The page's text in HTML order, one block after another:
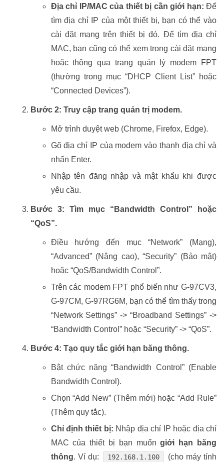
Địa chỉ IP/MAC của thiết bị cần giới hạn: Để
tìm địa chỉ IP của một thiết bị, bạn có thể vào
cài đặt mạng trên thiết bị đó. Để tìm địa chỉ
MAC, bạn cũng có thể xem trong cài đặt mạng
hoặc thông qua trang quản lý modem FPT
(thường trong mục “DHCP Client List” hoặc
“Connected Devices”).
Bước 2: Truy cập trang quản trị modem.
Mở trình duyệt web (Chrome, Firefox, Edge).
Gõ địa chỉ IP của modem vào thanh địa chỉ và
nhấn Enter.
Nhập tên đăng nhập và mật khẩu khi được
yêu cầu.
Bước 3: Tìm mục “Bandwidth Control” hoặc
“QoS”.
Điều hướng đến mục “Network” (Mạng),
“Advanced” (Nâng cao), “Security” (Bảo mật)
hoặc “QoS/Bandwidth Control”.
Trên các modem FPT phổ biến như G-97CV3,
G-97CM, G-97RG6M, bạn có thể tìm thấy trong
“Network Settings” -> “Broadband Settings” ->
“Bandwidth Control” hoặc “Security” -> “QoS”.
Bước 4: Tạo quy tắc giới hạn băng thông.
Bật chức năng “Bandwidth Control” (Enable
Bandwidth Control).
Chọn “Add New” (Thêm mới) hoặc “Add Rule”
(Thêm quy tắc).
Chỉ định thiết bị: Nhập địa chỉ IP hoặc địa chỉ
MAC của thiết bị bạn muốngiới hạn băng
thông. Ví dụ: 192.168.1.100
(cho máy tính